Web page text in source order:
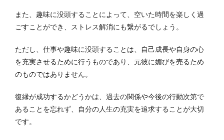
また、趣味に没頭することによって、空いた時間を楽しく過
ごすことができ、ストレス解消にも繋がるでしょう。
ただし、仕事や趣味に没頭することは、自己成長や自身の心
を充実させるために行うものであり、元彼に媚びを売るため
のものではありません。
復縁が成功するかどうかは、過去の関係や今後の行動次第で
あることを忘れず、自分の人生の充実を追求することが大切
です。